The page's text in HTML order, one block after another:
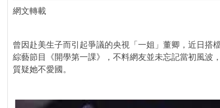
網文轉載
曾因赴美生子而引起爭議的央視「一姐」董卿，近日搭
綜藝節目《開學第一課》，不料網友並未忘記當初風波
質疑她不愛國。